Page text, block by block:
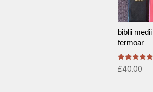
biblii
fermoar
Rated
5.00
£40.00